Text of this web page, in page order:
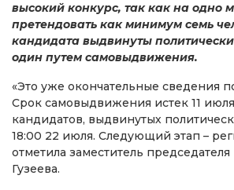
высокий конкурс, так как на одно
претендовать как минимум семь
кандидата выдвинуты
один путем самовыдвижения.
«Это уже окончательные сведения
Срок самовыдвижения истек 11
кандидатов, выдвинутых
18:00 22 июля. Следующий этап –
отметила заместитель
Гузеева.